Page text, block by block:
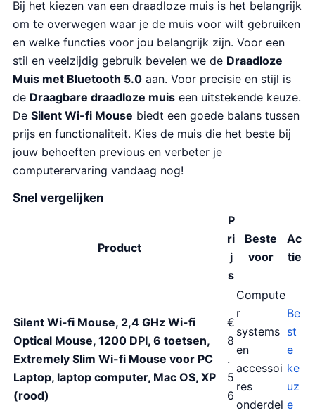
Bij het kiezen van een draadloze muis is het belangrijk
om te overwegen waar je de muis voor wilt gebruiken
en welke functies voor jou belangrijk zijn. Voor een
stil en veelzijdig gebruik bevelen we de Draadloze
Muis met Bluetooth 5.0 aan. Voor precisie en stijl is
de Draagbare draadloze muis een uitstekende keuze.
De Silent Wi-fi Mouse biedt een goede balans tussen
prijs en functionaliteit. Kies de muis die het beste bij
jouw behoeften previous en verbeter je
computerervaring vandaag nog!
Snel vergelijken
Product
P
ri
j
s
Beste
voor
Ac
tie
Silent Wi-fi Mouse, 2,4 GHz Wi-fi
Optical Mouse, 1200 DPI, 6 toetsen,
Extremely Slim Wi-fi Mouse voor PC
Laptop, laptop computer, Mac OS, XP
(rood)
€
8
.
5
6
Compute
r
systems
en
accessoi
res
onderdel
Be
st
e
ke
uz
e